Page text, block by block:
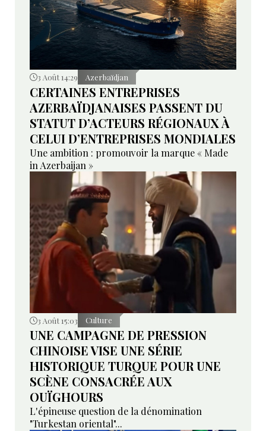
3 Août 14:29 Azerbaïdjan
CERTAINES ENTREPRISES
AZERBAÏDJANAISES PASSENT DU
STATUT D’ACTEURS RÉGIONAUX À
CELUI D’ENTREPRISES MONDIALES
Une ambition : promouvoir la marque « Made
in Azerbaijan »
3 Août 15:03 Culture
UNE CAMPAGNE DE PRESSION
CHINOISE VISE UNE SÉRIE
HISTORIQUE TURQUE POUR UNE
SCÈNE CONSACRÉE AUX
OUÏGHOURS
L'épineuse question de la dénomination
"Turkestan oriental"...